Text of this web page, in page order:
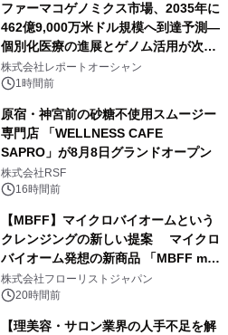
ファーマコゲノミクス市場、2035年に
462億9,000万米ドル規模へ到達予測―
個別化医療の進展とゲノム活用が次世
代ヘルスケア投資を加速
株式会社レポートオーシャン
1時間前
原宿・神宮前の砂糖不使用スムージー
専門店 「WELLNESS CAFE
SAPRO」が8月8日グランドオープン
株式会社RSF
16時間前
【MBFF】マイクロバイオームという
クレンジングの新しい提案 マイクロ
バイオーム発想の新商品 「MBFF mb
クレンジングPRO」を2026年8月6日
発売
株式会社フローリストジャパン
20時間前
【理美容・サロン業界の人手不足を解